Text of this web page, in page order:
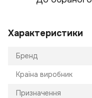
Характеристики
Бренд
Країна виробник
Призначення